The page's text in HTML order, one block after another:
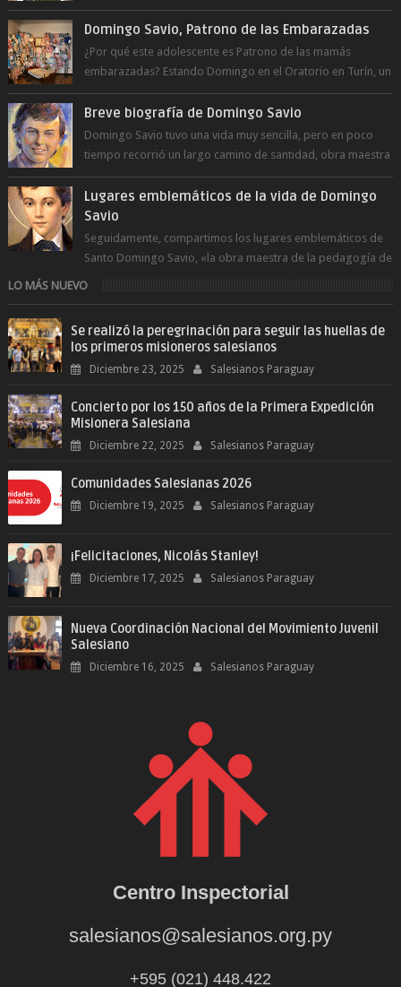
a la juventud para ...
Domingo Savio, Patrono de las Embarazadas
¿Por qué este adolescente es Patrono de las mamás
embarazadas? Estando Domingo en el Oratorio en Turín, un
día le pide a Don Bosco...
Breve biografía de Domingo Savio
Domingo Savio tuvo una vida muy sencilla, pero en poco
tiempo recorrió un largo camino de santidad, obra maestra
del Espíritu Santo y fr...
Lugares emblemáticos de la vida de Domingo
Savio
Seguidamente, compartimos los lugares emblemáticos de
Santo Domingo Savio, «la obra maestra de la pedagogía de
Don Bosco». San Giovann...
LO MÁS NUEVO
Se realizó la peregrinación para seguir las huellas de
los primeros misioneros salesianos
Diciembre 23, 2025 Salesianos Paraguay
Concierto por los 150 años de la Primera Expedición
Misionera Salesiana
Diciembre 22, 2025 Salesianos Paraguay
Comunidades Salesianas 2026
Diciembre 19, 2025 Salesianos Paraguay
¡Felicitaciones, Nicolás Stanley!
Diciembre 17, 2025 Salesianos Paraguay
Nueva Coordinación Nacional del Movimiento Juvenil
Salesiano
Diciembre 16, 2025 Salesianos Paraguay
Centro Inspectorial
salesianos@salesianos.org.py
+595 (021) 448.422